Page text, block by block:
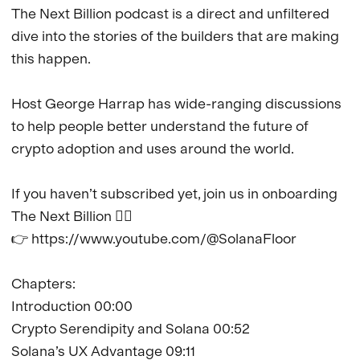
The Next Billion podcast is a direct and unfiltered
dive into the stories of the builders that are making
this happen.
Host George Harrap has wide-ranging discussions
to help people better understand the future of
crypto adoption and uses around the world.
If you haven’t subscribed yet, join us in onboarding
The Next Billion 👇🏼
👉 https://www.youtube.com/@SolanaFloor
Chapters:
Introduction 00:00
Crypto Serendipity and Solana 00:52
Solana’s UX Advantage 09:11